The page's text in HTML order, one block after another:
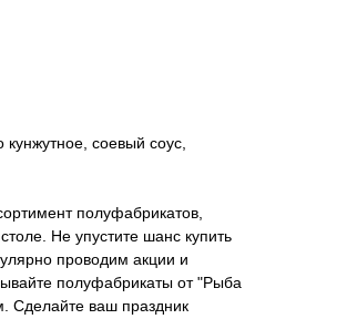
соевый соус,
полуфабрикатов,
Не упустите шанс купить
проводим акции и
полуфабрикаты от "Рыба
Сделайте ваш праздник